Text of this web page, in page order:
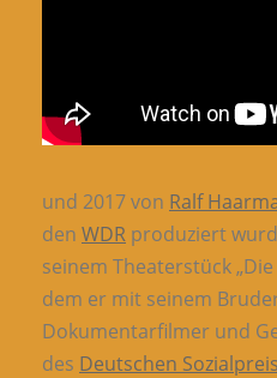
und 2017 von Ralf
den WDR produziert
seinem Theaterstück
dem er mit seinem
Dokumentarfilmer und
des Deutschen